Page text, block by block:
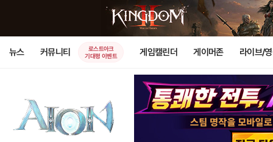
뉴스 커뮤니티
로스트아크
기대평 이벤트
게임캘린더 게이머존 라이브/